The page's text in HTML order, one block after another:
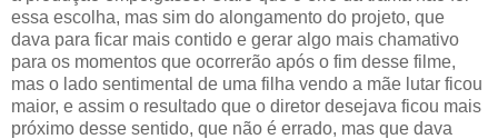
essa escolha, mas sim do alongamento do projeto, que
dava para ficar mais contido e gerar algo mais chamativo
para os momentos que ocorrerão após o fim desse filme,
mas o lado sentimental de uma filha vendo a mãe lutar ficou
maior, e assim o resultado que o diretor desejava ficou mais
próximo desse sentido, que não é errado, mas que dava